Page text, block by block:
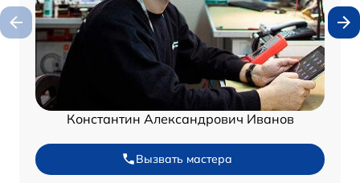
Константин Александрович Иванов
Вызвать мастера